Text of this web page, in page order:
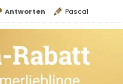
Antworten Pascal